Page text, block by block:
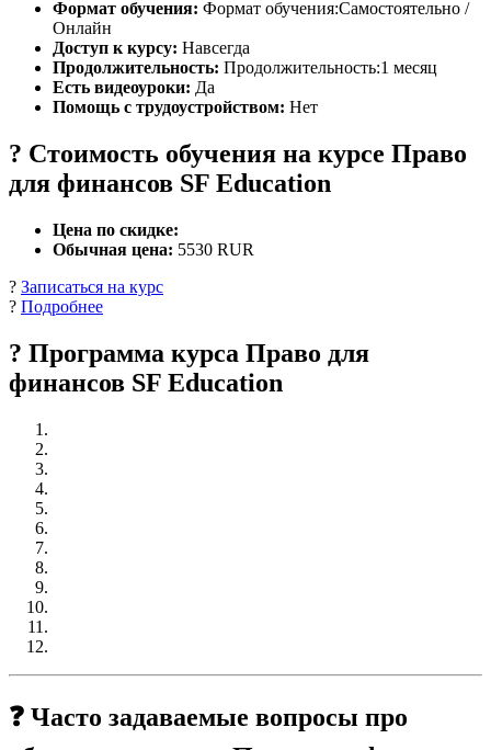
Формат обучения: Формат обучения:Самостоятельно /
Онлайн
Доступ к курсу: Навсегда
Продолжительность: Продолжительность:1 месяц
Есть видеоуроки: Да
Помощь с трудоустройством: Нет
? Стоимость обучения на курсе Право
для финансов SF Education
Цена по скидке:
Обычная цена: 5530 RUR
? Записаться на курс
? Подробнее
? Программа курса Право для
финансов SF Education
❓ Часто задаваемые вопросы про